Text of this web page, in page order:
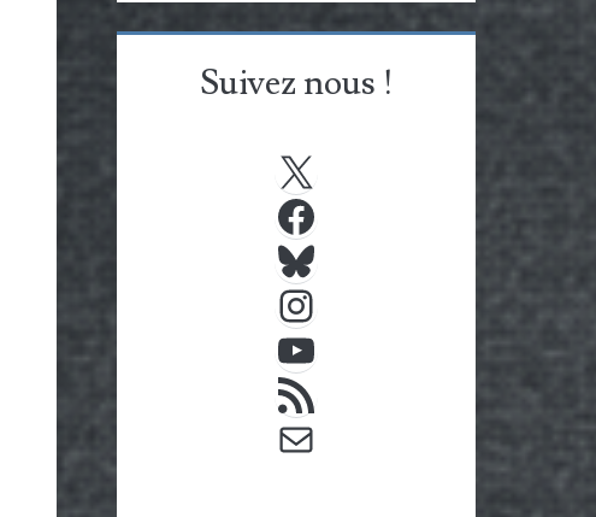
Suivez nous !
Facebook
YouTube